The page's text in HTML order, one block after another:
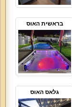
בראשית האוס
גלאס האוס